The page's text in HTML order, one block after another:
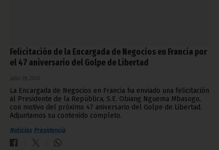
Felicitación de la Encargada de Negocios en Francia por
el 47 aniversario del Golpe de Libertad
julio 29, 2026
La Encargada de Negocios en Francia ha enviado una felicitación
al Presidente de la República, S.E. Obiang Nguema Mbasogo,
con motivo del próximo 47 aniversario del Golpe de Libertad.
Adjuntamos su contenido completo.
Noticias Presidencia